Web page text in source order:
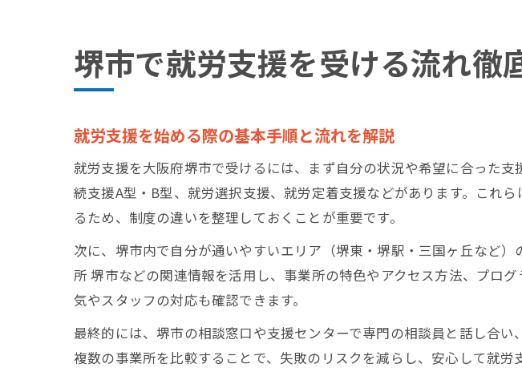
就労支援の種類と利
堺市で受けられ
就労支援ごとの
各種就労支援の
就労支援の相談
堺市での就労支
就労支援相談時
安心して就労
堺市で就労支援を受ける流れ徹
就労支援を始める際の基本手順と流れを解説
就労支援を大阪府堺市で受けるには、まず自分の状況や希望に合った
続支援A型・B型、就労選択支援、就労定着支援などがあります。これ
るため、制度の違いを整理しておくことが重要です。
次に、堺市内で自分が通いやすいエリア（堺東・堺駅・三国ヶ丘など
所 堺市などの関連情報を活用し、事業所の特色やアクセス方法、プロ
気やスタッフの対応も確認できます。
最終的には、堺市の相談窓口や支援センターで専門の相談員と話し合
複数の事業所を比較することで、失敗のリスクを減らし、安心して就労